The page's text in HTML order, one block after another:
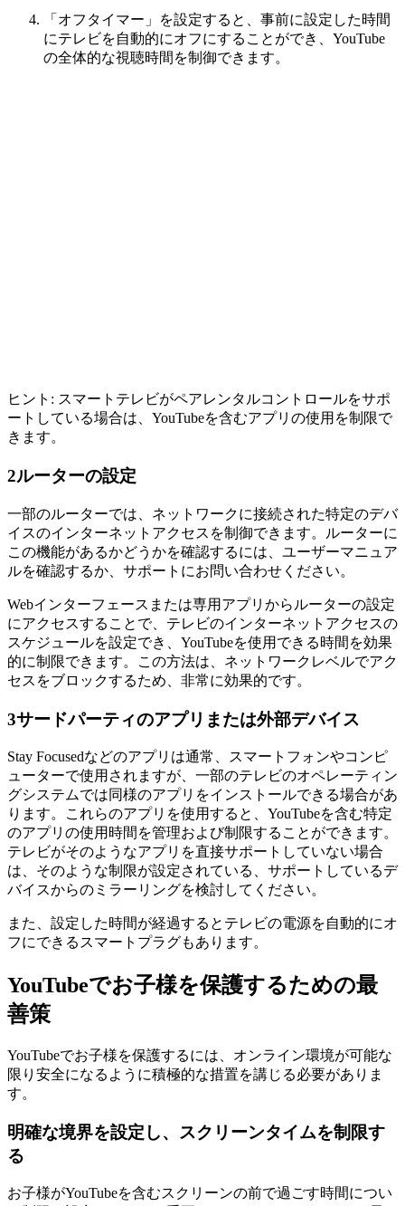
「オフタイマー」を設定すると、事前に設定した時間
にテレビを自動的にオフにすることができ、YouTube
の全体的な視聴時間を制御できます。
ヒント: スマートテレビがペアレンタルコントロールをサポ
ートしている場合は、YouTubeを含むアプリの使用を制限で
きます。
2ルーターの設定
一部のルーターでは、ネットワークに接続された特定のデバ
イスのインターネットアクセスを制御できます。ルーターに
この機能があるかどうかを確認するには、ユーザーマニュア
ルを確認するか、サポートにお問い合わせください。
Webインターフェースまたは専用アプリからルーターの設定
にアクセスすることで、テレビのインターネットアクセスの
スケジュールを設定でき、YouTubeを使用できる時間を効果
的に制限できます。この方法は、ネットワークレベルでアク
セスをブロックするため、非常に効果的です。
3サードパーティのアプリまたは外部デバイス
Stay Focusedなどのアプリは通常、スマートフォンやコンピ
ューターで使用されますが、一部のテレビのオペレーティン
グシステムでは同様のアプリをインストールできる場合があ
ります。これらのアプリを使用すると、YouTubeを含む特定
のアプリの使用時間を管理および制限することができます。
テレビがそのようなアプリを直接サポートしていない場合
は、そのような制限が設定されている、サポートしているデ
バイスからのミラーリングを検討してください。
また、設定した時間が経過するとテレビの電源を自動的にオ
フにできるスマートプラグもあります。
YouTubeでお子様を保護するための最
善策
YouTubeでお子様を保護するには、オンライン環境が可能な
限り安全になるように積極的な措置を講じる必要がありま
す。
明確な境界を設定し、スクリーンタイムを制限す
る
お子様がYouTubeを含むスクリーンの前で過ごす時間につい